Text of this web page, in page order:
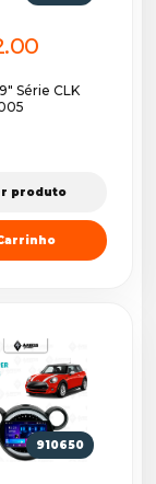
Série CLK
produto
910650